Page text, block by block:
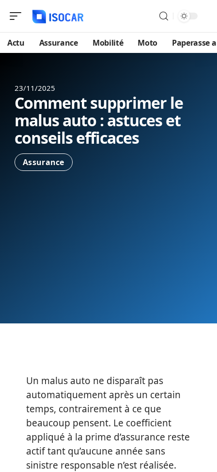
Actu Assurance Mobilité Moto Paperasse
23/11/2025
Comment supprimer le
malus auto : astuces et
conseils efficaces
Assurance
Un malus auto ne disparaît pas
automatiquement après un certain
temps, contrairement à ce que
beaucoup pensent. Le coefficient
appliqué à la prime d’assurance reste
actif tant qu’aucune année sans
sinistre responsable n’est réalisée.